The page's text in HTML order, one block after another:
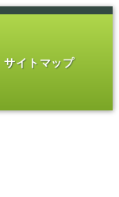
サイトマップ